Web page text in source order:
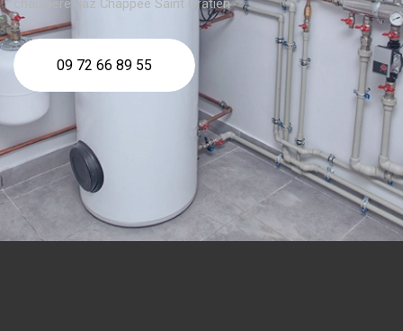
chaudière gaz Chappee Saint Gratien
09 72 66 89 55